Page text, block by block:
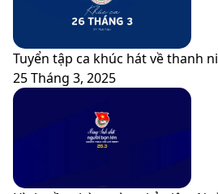
Tuyển tập ca khúc hát về thanh
25 Tháng 3, 2025